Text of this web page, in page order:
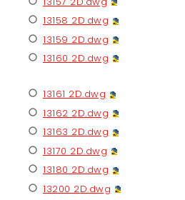
13158 2D.dwg
13159 2D.dwg
13160 2D.dwg
13161 2D.dwg
13162 2D.dwg
13163 2D.dwg
13170 2D.dwg
13180 2D.dwg
13200 2D.dwg